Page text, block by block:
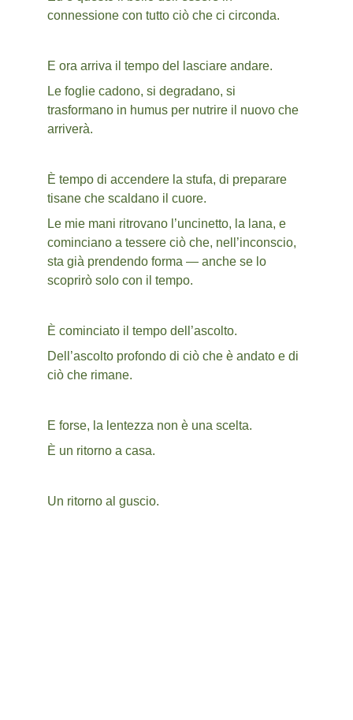
connessione con tutto ciò che ci circonda.
E ora arriva il tempo del lasciare andare.
Le foglie cadono, si degradano, si
trasformano in humus per nutrire il nuovo che
arriverà.
È tempo di accendere la stufa, di preparare
tisane che scaldano il cuore.
Le mie mani ritrovano l’uncinetto, la lana, e
cominciano a tessere ciò che, nell’inconscio,
sta già prendendo forma — anche se lo
scoprirò solo con il tempo.
È cominciato il tempo dell’ascolto.
Dell’ascolto profondo di ciò che è andato e di
ciò che rimane.
E forse, la lentezza non è una scelta.
È un ritorno a casa.
Un ritorno al guscio.